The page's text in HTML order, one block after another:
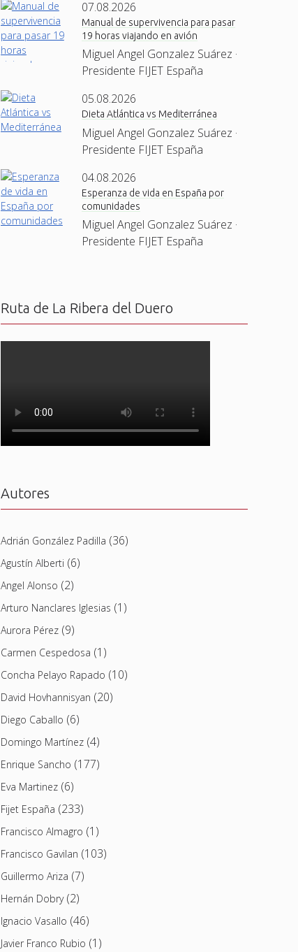
07.08.2026
Manual de supervivencia para pasar
19 horas viajando en avión
Miguel Angel Gonzalez Suárez ·
Presidente FIJET España
05.08.2026
Dieta Atlántica vs Mediterránea
Miguel Angel Gonzalez Suárez ·
Presidente FIJET España
04.08.2026
Esperanza de vida en España por
comunidades
Miguel Angel Gonzalez Suárez ·
Presidente FIJET España
Ruta de La Ribera del Duero
Autores
Adrián González Padilla (36)
Agustín Alberti (6)
Angel Alonso (2)
Arturo Nanclares Iglesias (1)
Aurora Pérez(9)
Carmen Cespedosa (1)
Concha Pelayo Rapado (10)
David Hovhannisyan (20)
Diego Caballo (6)
Domingo Martínez(4)
Enrique Sancho (177)
Eva Martinez(6)
Fijet España (233)
Francisco Almagro (1)
Francisco Gavilan (103)
Guillermo Ariza (7)
Hernán Dobry(2)
Ignacio Vasallo (46)
Javier Franco Rubio (1)